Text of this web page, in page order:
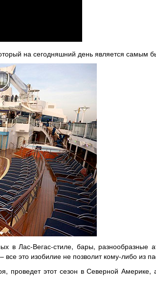
на сегодняшний день является самым
в Лас-Вегас-стиле, бары, разнообразные
это изобилие не позволит кому-либо из
проведет этот сезон в Северной